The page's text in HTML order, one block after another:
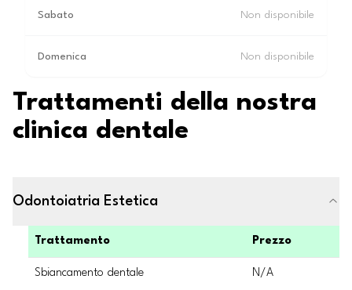
Sabato Non disponibile
Domenica Non disponibile
Trattamenti della nostra
clinica dentale
Odontoiatria Estetica
Trattamento Prezzo
Sbiancamento dentale N/A